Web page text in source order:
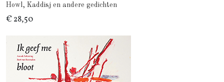
Howl, Kaddisj en andere gedichten
€ 28,50